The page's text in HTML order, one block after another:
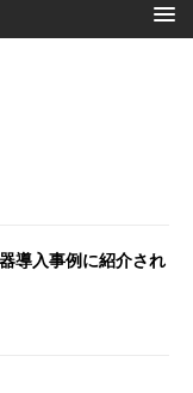
導入事例に紹介され